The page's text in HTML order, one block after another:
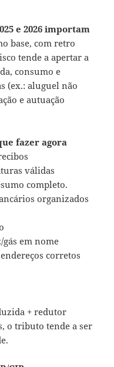
e 2026 importam
base, com retro
tende a apertar a
consumo e
(ex.: aluguel não
e autuação
fazer agora
válidas
completo.
organizados
em nome
corretos
+ redutor
o tributo tende a ser